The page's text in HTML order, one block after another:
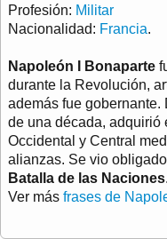
Profesión: Militar
Nacionalidad: Francia.
Napoleón I Bonaparte
durante la Revolución,
además fue gobernante.
de una década, adquirió
Occidental y Central
alianzas. Se vio
Batalla de las Naciones.
Ver más frases de